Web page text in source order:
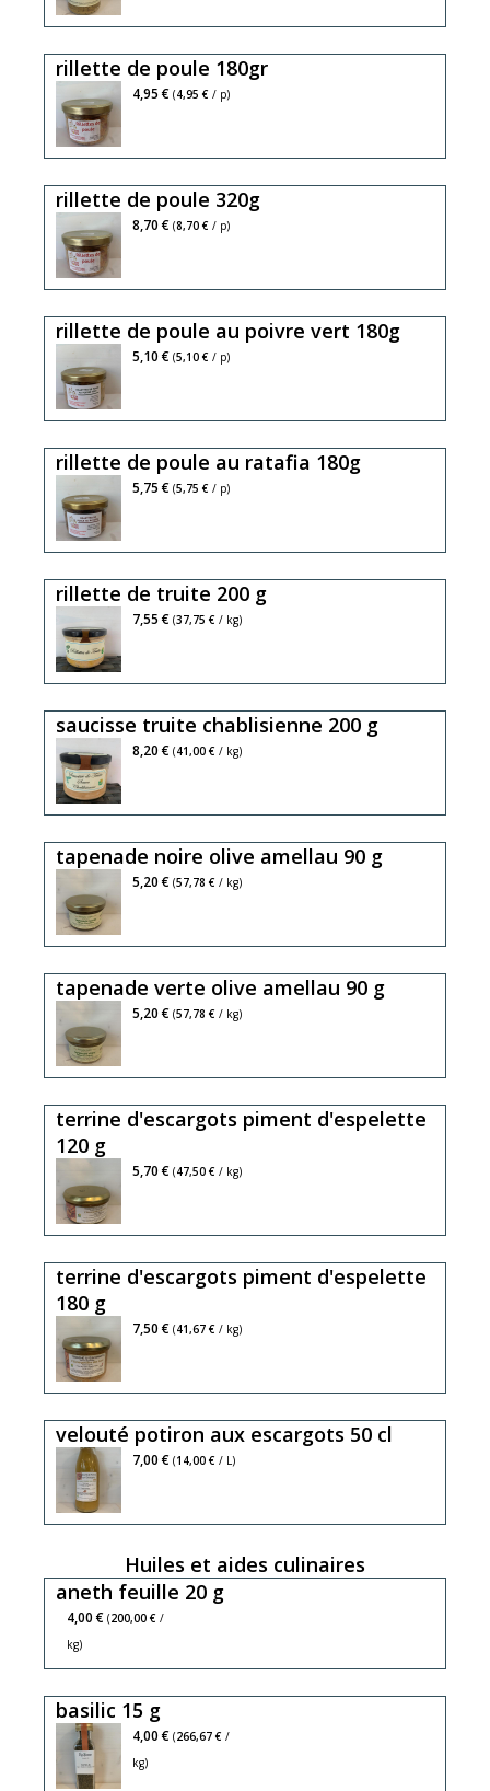
rillette de poule 180gr
4,95 € (4,95 € / p)
rillette de poule 320g
8,70 € (8,70 € / p)
rillette de poule au poivre vert 180g
5,10 € (5,10 € / p)
rillette de poule au ratafia 180g
5,75 € (5,75 € / p)
rillette de truite 200 g
7,55 € (37,75 € / kg)
saucisse truite chablisienne 200 g
8,20 € (41,00 € / kg)
tapenade noire olive amellau 90 g
5,20 € (57,78 € / kg)
tapenade verte olive amellau 90 g
5,20 € (57,78 € / kg)
terrine d'escargots piment d'espelette
120 g
gros
gris
viande
de
volaille,
œuf,
crème,
maizena,
cognac,
persil,
ail,
poivre
5,70 € (47,50 € / kg)
terrine d'escargots piment d'espelette
180 g
7,50 € (41,67 € / kg)
velouté potiron aux escargots 50 cl
7,00 € (14,00 € / L)
Huiles et aides culinaires
aneth feuille 20 g
4,00 € (200,00 € /
kg)
basilic 15 g
4,00 € (266,67 € /
kg)